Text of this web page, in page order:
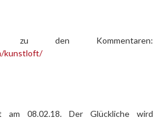
den Kommentaren:
kunstloft/
am 08.02.18. Der Glückliche wird